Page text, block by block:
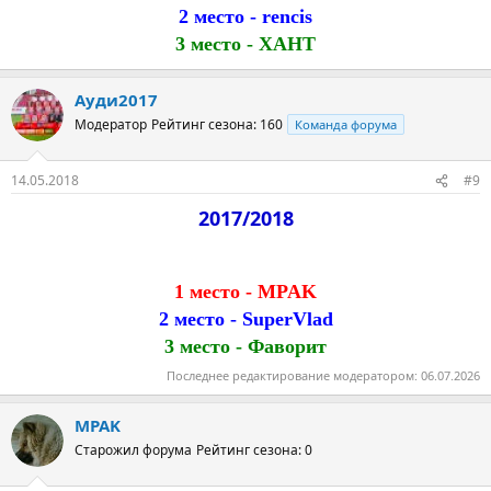
2 место - rencis
3 место - ХАНТ
Ауди2017
Модератор Рейтинг сезона: 160 Команда форума
14.05.2018 #9
2017/2018
1 место - MPAK
2 место - SuperVlad
3 место - Фаворит
Последнее редактирование модератором: 06.07.2026
MPAK
Старожил форума Рейтинг сезона: 0